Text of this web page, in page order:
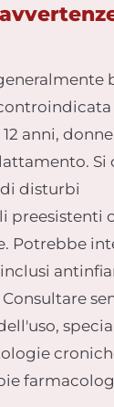
anni,
Si
disturbi
preesistenti
Potrebbe